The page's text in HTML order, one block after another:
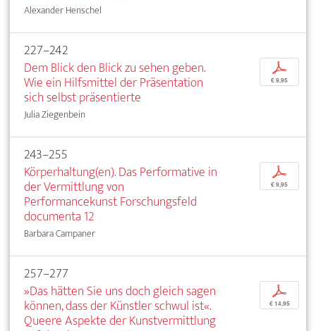
Alexander Henschel
227–242
Dem Blick den Blick zu sehen geben.
Wie ein Hilfsmittel der Präsentation
sich selbst präsentierte
Julia Ziegenbein
p
€ 9,95
243–255
Körperhaltung(en). Das Performative in
der Vermittlung von
Performancekunst Forschungsfeld
documenta 12
Barbara Campaner
p
€ 9,95
257–277
»Das hätten Sie uns doch gleich sagen
können, dass der Künstler schwul ist«.
Queere Aspekte der Kunstvermittlung
p
€ 14,95